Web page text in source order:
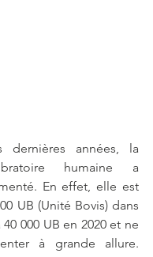
dernières années, la
humaine a
En effet, elle est
UB (Unité Bovis) dans
000 UB en 2020 et ne
à grande allure.